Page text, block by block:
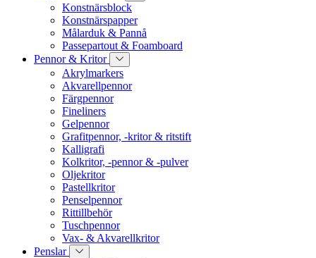
Konstnärsblock
Konstnärspapper
Målarduk & Pannå
Passepartout & Foamboard
Pennor & Kritor
Akrylmarkers
Akvarellpennor
Färgpennor
Fineliners
Gelpennor
Grafitpennor, -kritor & ritstift
Kalligrafi
Kolkritor, -pennor & -pulver
Oljekritor
Pastellkritor
Penselpennor
Rittillbehör
Tuschpennor
Vax- & Akvarellkritor
Penslar